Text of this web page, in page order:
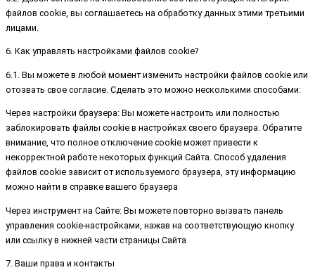
файлов cookie, вы соглашаетесь на обработку данных этими третьими
лицами.
6. Как управлять настройками файлов cookie?
6.1. Вы можете в любой момент изменить настройки файлов cookie или
отозвать свое согласие. Сделать это можно несколькими способами:
Через настройки браузера: Вы можете настроить или полностью
заблокировать файлы cookie в настройках своего браузера. Обратите
внимание, что полное отключение cookie может привести к
некорректной работе некоторых функций Сайта. Способ удаления
файлов cookie зависит от используемого браузера, эту информацию
можно найти в справке вашего браузера
Через инструмент на Сайте: Вы можете повторно вызвать панель
управления cookie-настройками, нажав на соответствующую кнопку
или ссылку в нижней части страницы Сайта
7. Ваши права и контакты